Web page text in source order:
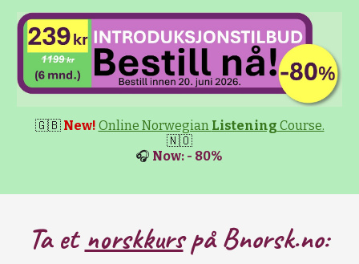
🇬🇧 New! Online Norwegian Listening Course.
🇳🇴
🎧 Now: - 80%
Ta et norskkurspå Bnorsk.no: